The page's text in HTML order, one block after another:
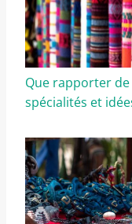
Que rapporter de
spécialités et